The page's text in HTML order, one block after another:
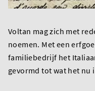
Voltan mag zich met
noemen. Met een
familiebedrijf het
gevormd tot wat het nu